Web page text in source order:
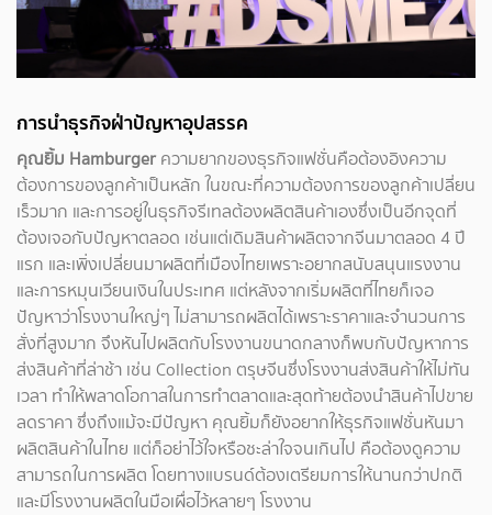
การนำธุรกิจฝ่าปัญหาอุปสรรค
คุณยิ้ม Hamburger ความยากของธุรกิจแฟชั่นคือต้องอิงความ
ต้องการของลูกค้าเป็นหลัก ในขณะที่ความต้องการของลูกค้าเปลี่ยน
เร็วมาก และการอยู่ในธุรกิจรีเทลต้องผลิตสินค้าเองซึ่งเป็นอีกจุดที่
ต้องเจอกับปัญหาตลอด เช่นแต่เดิมสินค้าผลิตจากจีนมาตลอด 4 ปี
แรก และเพิ่งเปลี่ยนมาผลิตที่เมืองไทยเพราะอยากสนับสนุนแรงงาน
และการหมุนเวียนเงินในประเทศ แต่หลังจากเริ่มผลิตที่ไทยก็เจอ
ปัญหาว่าโรงงานใหญ่ๆ ไม่สามารถผลิตได้เพราะราคาและจำนวนการ
สั่งที่สูงมาก จึงหันไปผลิตกับโรงงานขนาดกลางก็พบกับปัญหาการ
ส่งสินค้าที่ล่าช้า เช่น Collection ตรุษจีนซึ่งโรงงานส่งสินค้าให้ไม่ทัน
เวลา ทำให้พลาดโอกาสในการทำตลาดและสุดท้ายต้องนำสินค้าไปขาย
ลดราคา ซึ่งถึงแม้จะมีปัญหา คุณยิ้มก็ยังอยากให้ธุรกิจแฟชั่นหันมา
ผลิตสินค้าในไทย แต่ก็อย่าไว้ใจหรือชะล่าใจจนเกินไป คือต้องดูความ
สามารถในการผลิต โดยทางแบรนด์ต้องเตรียมการให้นานกว่าปกติ
และมีโรงงานผลิตในมือเผื่อไว้หลายๆ โรงงาน